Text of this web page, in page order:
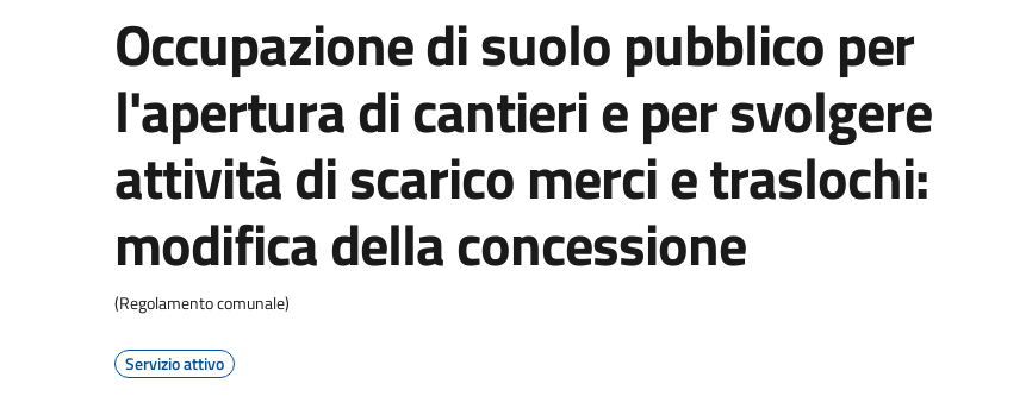
Occupazione di suolo pubblico per
l'apertura di cantieri e per svolgere
attività di scarico merci e traslochi:
modifica della concessione
(Regolamento comunale)
Servizio attivo